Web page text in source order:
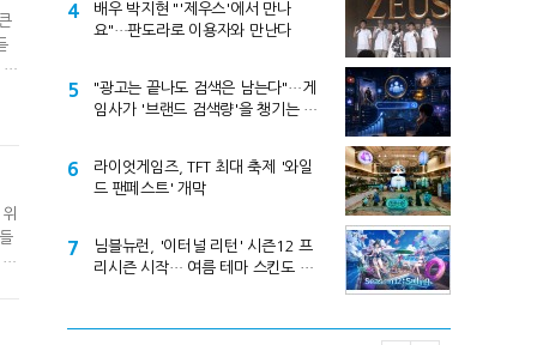
허
4
배우 박지현 "'제우스'에서 만나
요"…판도라로 이용자와 만난다
5
"광고는 끝나도 검색은 남는다"…게
임사가 '브랜드 검색량'을 챙기는 이
6
라이엇게임즈, TFT 최대 축제 '와일
드 팬페스트' 개막
7
님블뉴런, '이터널 리턴' 시즌12 프
리시즌 시작… 여름 테마 스킨도 출